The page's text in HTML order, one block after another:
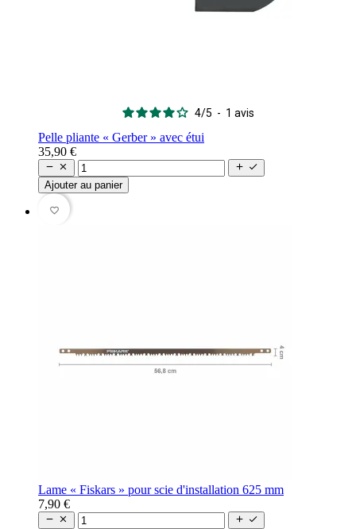
4/5 - 1 avis
Pelle pliante « Gerber » avec étui
35,90 €
   
Ajouter au panier
favorite_border
Lame « Fiskars » pour scie d'installation 625 mm
7,90 €
   